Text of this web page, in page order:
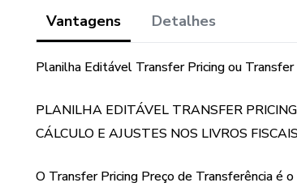
01 Transfer
16 Contabilização
94
Vantagens Detalhes
Planilha Editável Transfer Pricing ou Transfer
PLANILHA EDITÁVEL TRANSFER
CÁLCULO E AJUSTES NOS LIVROS
O Transfer Pricing Preço de Transferência é